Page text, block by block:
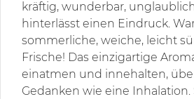
kräftig, wunderbar,
hinterlässt einen Eindruck.
sommerliche, weiche, leicht
Frische! Das einzigartige
einatmen und innehalten,
Gedanken wie eine